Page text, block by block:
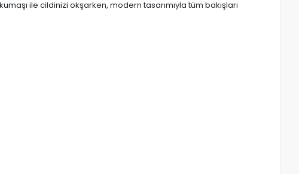
ile cildinizi okşarken, modern tasarımıyla tüm bakışları